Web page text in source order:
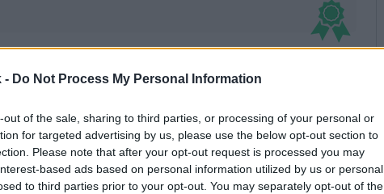
- Do Not Process My Personal Information
out of the sale, sharing to third parties, or processing of your personal or
for targeted advertising by us, please use the below opt-out section to
Please note that after your opt-out request is processed you may
based ads based on personal information utilized by us or personal
to third parties prior to your opt-out. You may separately opt-out of the
cyberatakiem; cyberatakom; cyberataków;